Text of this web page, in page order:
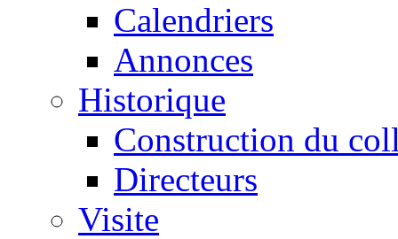
Calendriers
Annonces
Historique
Construction du
Directeurs
Visite